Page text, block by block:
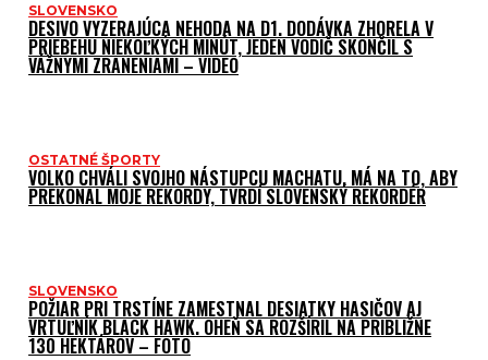
SLOVENSKO
DESIVO VYZERAJÚCA NEHODA NA D1. DODÁVKA ZHORELA V
PRIEBEHU NIEKOĽKÝCH MINÚT, JEDEN VODIČ SKONČIL S
VÁŽNYMI ZRANENIAMI – VIDEO
OSTATNÉ ŠPORTY
VOLKO CHVÁLI SVOJHO NÁSTUPCU MACHATU. MÁ NA TO, ABY
PREKONAL MOJE REKORDY, TVRDÍ SLOVENSKÝ REKORDÉR
SLOVENSKO
POŽIAR PRI TRSTÍNE ZAMESTNAL DESIATKY HASIČOV AJ
VRTUĽNÍK BLACK HAWK. OHEŇ SA ROZŠÍRIL NA PRIBLIŽNE
130 HEKTÁROV – FOTO